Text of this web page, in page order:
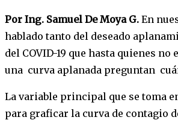
Por Ing. Samuel De Moya G. En
hablado tanto del deseado
del COVID-19 que hasta quienes no
una curva aplanada preguntan
La variable principal que se toma
para graficar la curva de contagio